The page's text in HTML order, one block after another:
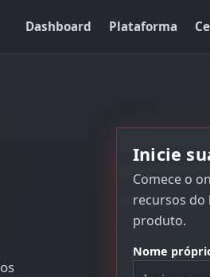
Dashboard Plataforma
Inicie
Comece o
recursos do
produto.
Nome